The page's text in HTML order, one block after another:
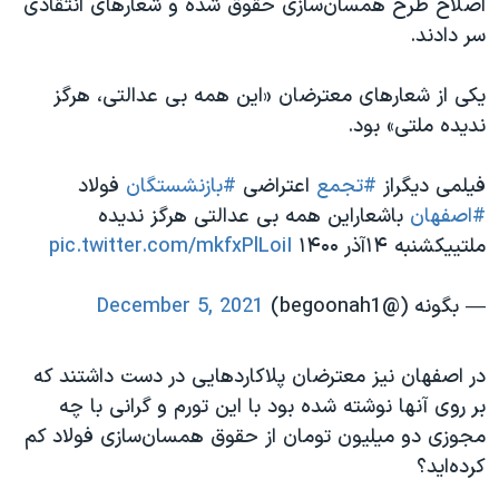
اصلاح طرح همسان‌سازی حقوق شده و شعارهای انتقادی
سر دادند.
یکی از شعارهای معترضان «این همه بی عدالتی، هرگز
ندیده ملتی» بود.
فیلمی دیگراز #تجمع اعتراضی #بازنشستگان فولاد
#اصفهان باشعاراین همه بی عدالتی هرگز ندیده
ملتییکشنبه ۱۴آذر ۱۴۰۰
pic.twitter.com/mkfxPlLoiI
— بگونه (@begoonah1)
December 5, 2021
در اصفهان نیز معترضان پلاکاردهایی در دست داشتند که
بر روی آنها نوشته شده بود با این تورم و گرانی با چه
مجوزی دو میلیون تومان از حقوق همسان‌سازی فولاد کم
کرده‌اید؟